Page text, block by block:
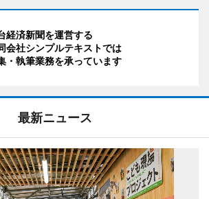
経済新聞を運営する
会社シンプルテキストでは
・執筆業務を承っています
最新ニュース